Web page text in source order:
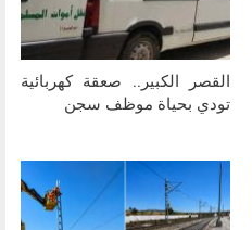
القصر الكبير.. صعقة كهربائية
تودي بحياة موظف سجن